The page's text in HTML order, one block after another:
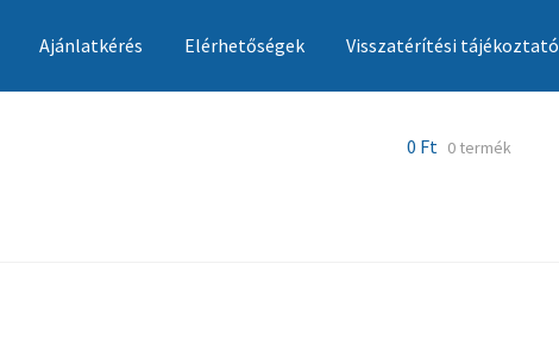
Ajánlatkérés Elérhetőségek Visszatérítési tájékoztató
0 Ft 0 termék